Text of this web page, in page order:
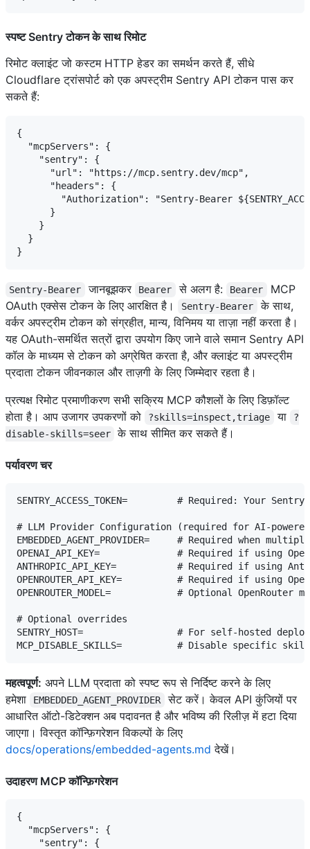
स्पष्ट Sentry टोकन के साथ रिमोट
रिमोट क्लाइंट जो कस्टम HTTP हेडर का समर्थन करते हैं, सीधे
Cloudflare ट्रांसपोर्ट को एक अपस्ट्रीम Sentry API टोकन पास कर
सकते हैं:
{
  "mcpServers": {
    "sentry": {
      "url": "https://mcp.sentry.dev/mcp",
      "headers": {
"Authorization": "Sentry-Bearer
      }
    }
  }
Sentry-Bearer जानबूझकर Bearer से अलग है: Bearer
MCP
OAuth एक्सेस टोकन के लिए आरक्षित है।
Sentry-Bearer
के साथ,
वर्कर अपस्ट्रीम टोकन को संग्रहीत, मान्य, विनिमय या ताज़ा नहीं करता है।
यह OAuth-समर्थित सत्रों द्वारा उपयोग किए जाने वाले समान Sentry API
कॉल के माध्यम से टोकन को अग्रेषित करता है, और क्लाइंट या अपस्ट्रीम
प्रदाता टोकन जीवनकाल और ताज़गी के लिए जिम्मेदार रहता है।
प्रत्यक्ष रिमोट प्रमाणीकरण सभी सक्रिय MCP कौशलों के लिए डिफ़ॉल्ट
होता है। आप उजागर उपकरणों को
?skills=inspect,triage या
?
disable-skills=seer के साथ सीमित कर सकते हैं।
पर्यावरण चर
SENTRY_ACCESS_TOKEN=         # Required: Your
# LLM Provider Configuration (required for AI-
EMBEDDED_AGENT_PROVIDER=     # Required
OPENAI_API_KEY=              # Required if using
ANTHROPIC_API_KEY=           # Required if using
OPENROUTER_API_KEY=          # Required if using
OPENROUTER_MODEL=            # Optional
# Optional overrides
SENTRY_HOST=                 # For self-hosted
महत्वपूर्ण: अपने LLM प्रदाता को स्पष्ट रूप से निर्दिष्ट करने के लिए
हमेशा
EMBEDDED_AGENT_PROVIDER
सेट करें। केवल API कुंजियों पर
आधारित ऑटो-डिटेक्शन अब पदावनत है और भविष्य की रिलीज़ में हटा दिया
जाएगा। विस्तृत कॉन्फ़िगरेशन विकल्पों के लिए
docs/operations/embedded-agents.md देखें।
उदाहरण MCP कॉन्फ़िगरेशन
{
  "mcpServers": {
    "sentry": {